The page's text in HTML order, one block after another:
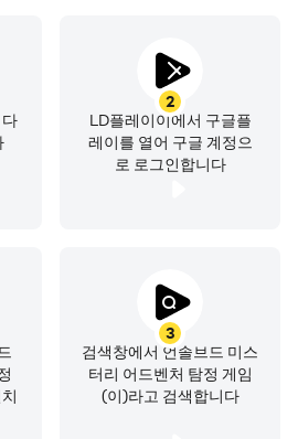
의 세계로의 여정을 시작
고 계속 늘어나는 무료 히든 오브젝
2
LD플레이이에서 구글플
레이를 열어 구글 계정으
로 로그인합니다
3
검색창에서 언솔브드 미스
터리 어드벤처 탐정 게임
(이)라고 검색합니다